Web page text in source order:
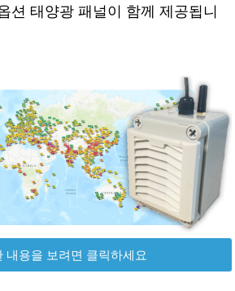
션 태양광 패널이 함께 제공됩니
내용을 보려면 클릭하세요